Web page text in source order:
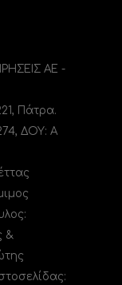
ΑΕ -
Πάτρα.
ΔΟΥ: A
&